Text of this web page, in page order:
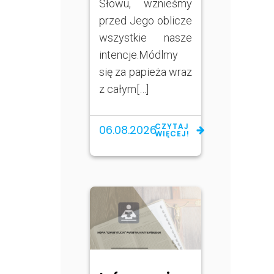
Słowu, wznieśmy
przed Jego oblicze
wszystkie nasze
intencje.Módlmy
się za papieża wraz
z całym[…]
06.08.2026CZYTAJ
WIĘCEJ!